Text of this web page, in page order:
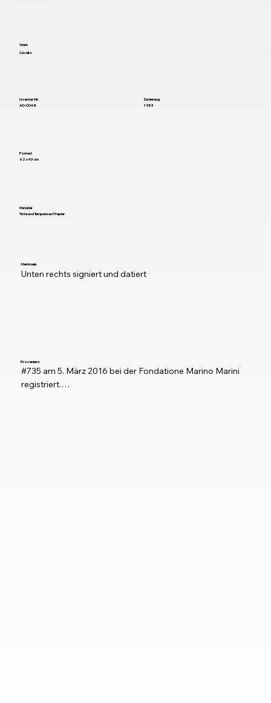
Werk
Cavallo
Inventar-Nr.
AD-0048
Datierung
1953
Format
62 x 43 cm
Material
Tinte und Tempera auf Papier
Merkmale
Unten rechts signiert und datiert
Provenienz
#735 am 5. März 2016 bei der Fondatione Marino Marini
registriert.